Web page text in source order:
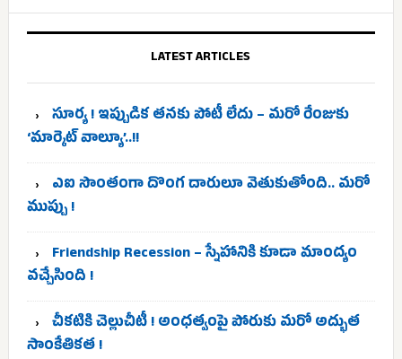
LATEST ARTICLES
సూర్య ! ఇప్పుడిక తనకు పోటీ లేదు – మరో రేంజుకు
‘మార్కెట్ వాల్యూ’..!!
ఎఐ సొంతంగా దొంగ దారులూ వెతుకుతోంది.. మరో
ముప్పు !
Friendship Recession – స్నేహానికి కూడా మాంద్యం
వచ్చేసింది !
చీకటికి చెల్లుచీటీ ! అంధత్వంపై పోరుకు మరో అద్భుత
సాంకేతికత !